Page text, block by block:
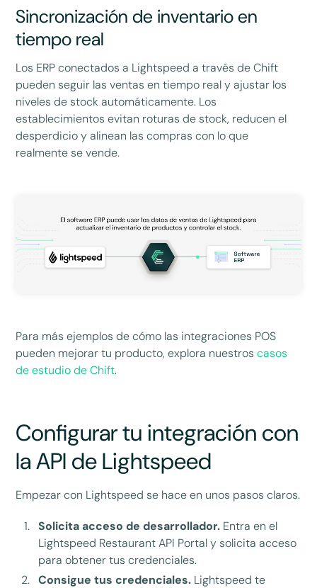
Sincronización de inventario en
tiempo real
Los ERP conectados a Lightspeed a través de Chift
pueden seguir las ventas en tiempo real y ajustar los
niveles de stock automáticamente. Los
establecimientos evitan roturas de stock, reducen el
desperdicio y alinean las compras con lo que
realmente se vende.
Para más ejemplos de cómo las integraciones POS
pueden mejorar tu producto, explora nuestroscasos
de estudio de Chift.
Configurar tu integración con
la API de Lightspeed
Empezar con Lightspeed se hace en unos pasos claros.
Solicita acceso de desarrollador. Entra en el
Lightspeed Restaurant API Portal y solicita acceso
para obtener tus credenciales.
Consigue tus credenciales. Lightspeed te